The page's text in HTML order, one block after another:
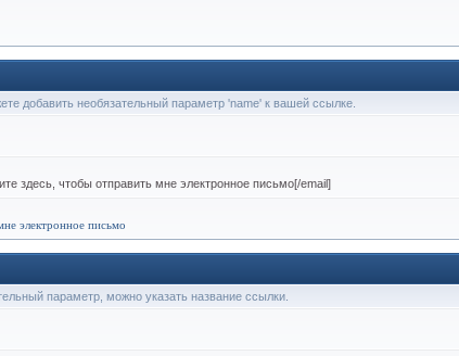
добавить необязательный параметр 'name' к вашей ссылке.
здесь, чтобы отправить мне электронное письмо[/email]
электронное письмо
параметр, можно указать название ссылки.